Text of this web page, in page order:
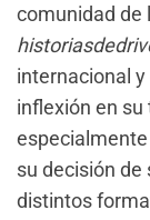
comunidad de
internacional
inflexión en
su decisión de
distintos